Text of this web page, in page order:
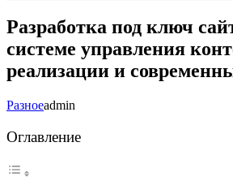
Разработка под ключ
системе управления
реализации и
Разноеadmin
Оглавление